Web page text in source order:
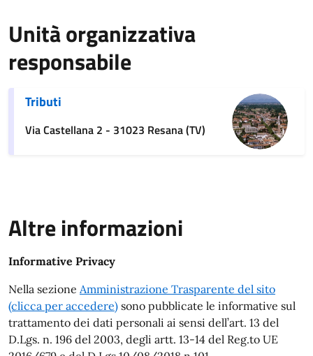
Unità organizzativa
responsabile
Tributi
Via Castellana 2 - 31023 Resana (TV)
Altre informazioni
Informative Privacy
Nella sezione Amministrazione Trasparente del sito
(clicca per accedere) sono pubblicate le informative sul
trattamento dei dati personali ai sensi dell’art. 13 del
D.Lgs. n. 196 del 2003, degli artt. 13-14 del Reg.to UE